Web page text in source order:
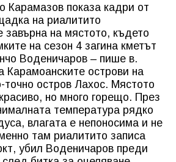
показа кадри от
на риалитито
завърна на мястото, където
на сезон 4 загина кметът
Воденичаров – пише в.
Карамоанските острови на
остров Лахос. Мястото
но много горещо. През
температура рядко
влагата е непоносима и не
там риалитито записа
убил Воденичаров преди